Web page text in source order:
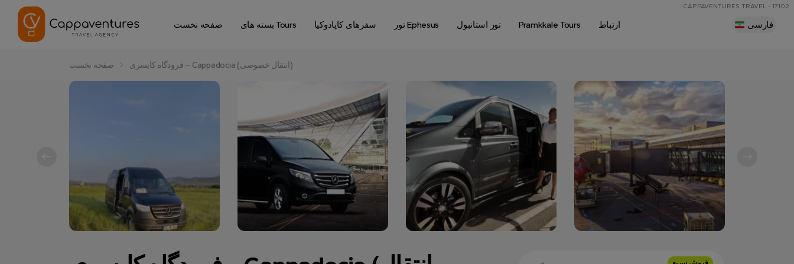
CAPPAVENTURES TRAVEL - 17102
صفحه نخست بسته های Tours سفرهای کاپادوکیا تور Ephesus تور استانبول Pramkkale Tours ارتباط فارسی
صفحه نخست فرودگاه کایسری – Cappadocia (انتقال خصوصی)